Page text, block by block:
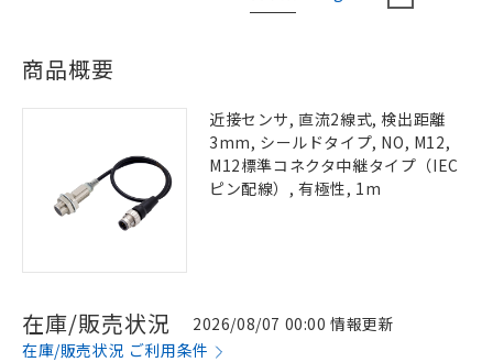
商品概要
近接センサ, 直流2線式, 検出距離
3mm, シールドタイプ, NO, M12,
M12標準コネクタ中継タイプ（IEC
ピン配線）, 有極性, 1m
在庫/販売状況
2026/08/07 00:00 情報更新
在庫/販売状況 ご利用条件